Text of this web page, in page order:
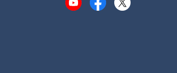
YouTubeFacebook
X